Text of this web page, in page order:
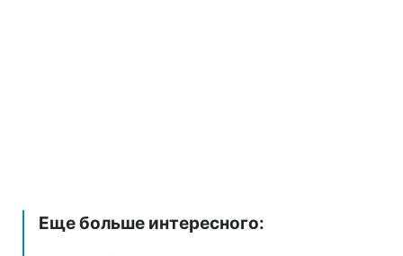
Еще больше интересного: